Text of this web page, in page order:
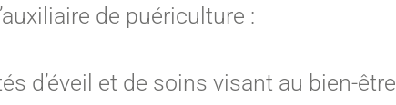
de puériculture :
d’éveil et de soins visant au bien-